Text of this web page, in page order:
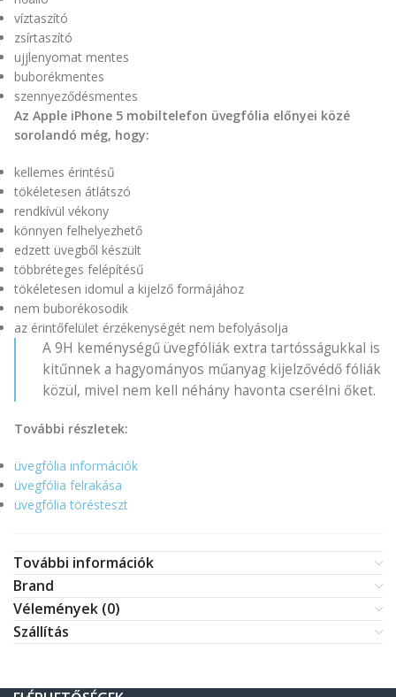
víztaszító
zsírtaszító
ujjlenyomat mentes
buborékmentes
szennyeződésmentes
Az Apple iPhone 5 mobiltelefon üvegfólia előnyei közé
sorolandó még, hogy:
kellemes érintésű
tökéletesen átlátszó
rendkívül vékony
könnyen felhelyezhető
edzett üvegből készült
többréteges felépítésű
tökéletesen idomul a kijelző formájához
nem buborékosodik
az érintőfelület érzékenységét nem befolyásolja
A 9H keménységű üvegfóliák extra tartósságukkal is
kitűnnek a hagyományos műanyag kijelzővédő fóliák
közül, mivel nem kell néhány havonta cserélni őket.
További részletek:
üvegfólia információk
üvegfólia felrakása
üvegfólia törésteszt
További információk
Brand
Vélemények (0)
Szállítás